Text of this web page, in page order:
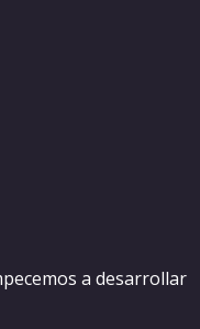
a desarrollar